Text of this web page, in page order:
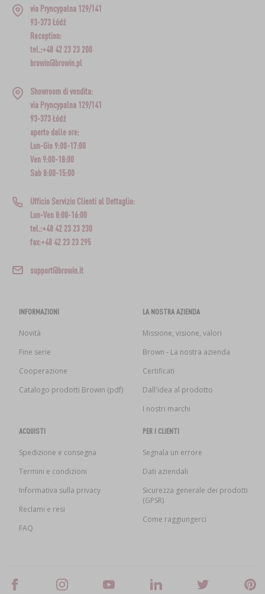
via Pryncypalna 129/141
93-373 Łódź
Reception:
tel.:+48 42 23 23 200
browin@browin.pl
Showroom di vendita:
via Pryncypalna 129/141
93-373 Łódź
aperto dalle ore:
Lun-Gio 9:00-17:00
Ven 9:00-18:00
Sab 8:00-15:00
Ufficio Servizio Clienti al Dettaglio:
Lun-Ven 8:00-16:00
tel.:+48 42 23 23 230
fax:+48 42 23 23 295
support@browin.it
INFORMAZIONI
Novità
Fine serie
Cooperazione
Catalogo prodotti Browin (pdf)
LA NOSTRA AZIENDA
Missione, visione, valori
Brown - La nostra azienda
Certificati
Dall'idea al prodotto
I nostri marchi
ACQUISTI
Spedizione e consegna
Termini e condizioni
Informativa sulla privacy
Reclami e resi
FAQ
PER I CLIENTI
Segnala un errore
Dati aziendali
Sicurezza generale dei prodotti
(GPSR)
Come raggiungerci